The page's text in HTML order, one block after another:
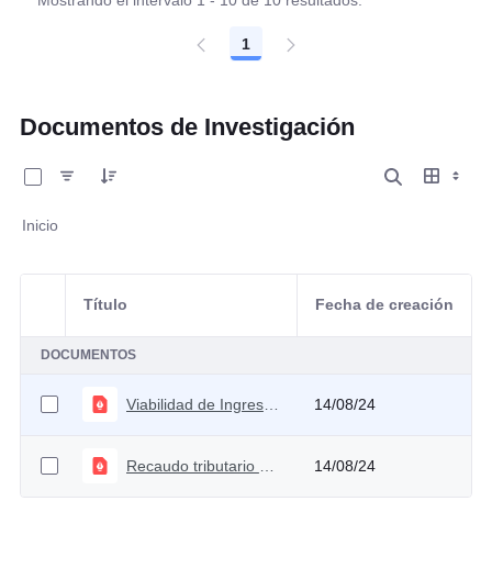
Página
1
Documentos de Investigación
Inicio
Selección del elemento
Título Fecha de creación
DOCUMENTOS
Viabilidad de Ingreso Solidario 14/08/24
14/08/24